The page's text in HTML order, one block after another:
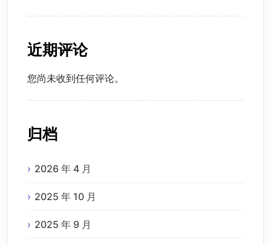
近期评论
您尚未收到任何评论。
归档
2026 年 4 月
2025 年 10 月
2025 年 9 月